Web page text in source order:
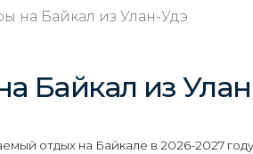
на Байкал из Улан-Удэ
Байкал из
отдых на Байкале в 2026-2027